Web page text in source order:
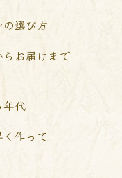
選び方
お届けまで
年代
作って